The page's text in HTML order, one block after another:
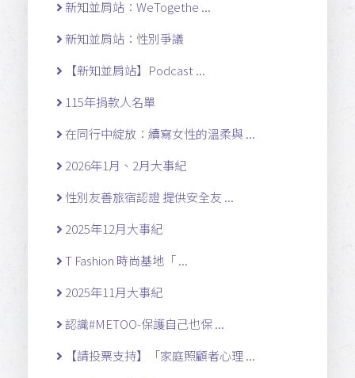
新知並肩站：WeTogethe ...
新知並肩站：性別爭議
【新知並肩站】Podcast ...
115年捐款人名單
在同行中綻放：續寫女性的溫柔與 ...
2026年1月、2月大事紀
性別友善旅宿認證 提供安全友 ...
2025年12月大事紀
T Fashion 時尚基地「 ...
2025年11月大事紀
認識#METOO-保護自己也保 ...
【請投票支持】「家庭照顧者心理 ...